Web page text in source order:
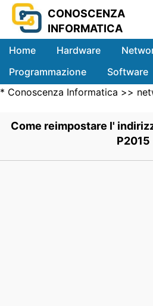
CONOSCENZA
INFORMATICA
Home Hardware
Programmazione
Software
Sistemi
* Conoscenza Informatica >>
Come reimpostare l'
P2015